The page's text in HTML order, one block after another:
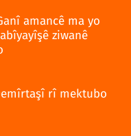
amancê ma yo
ziwanê
rî mektubo